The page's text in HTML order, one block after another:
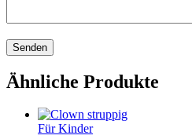
Ähnliche Produkte
Für Kinder